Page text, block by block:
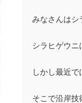
みなさんはシ
シラヒゲウ
しかし最近
そこで沿岸技